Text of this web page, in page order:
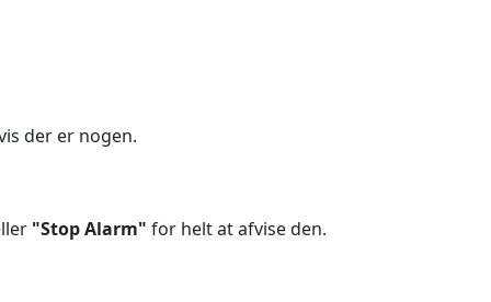
der er nogen.
"Stop Alarm" for helt at afvise den.